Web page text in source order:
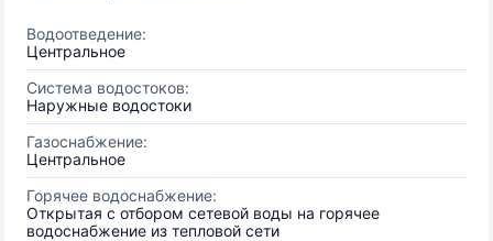
Водоотведение:
Центральное
Система водостоков:
Наружные водостоки
Газоснабжение:
Центральное
Горячее водоснабжение:
Открытая с отбором сетевой воды на горячее
водоснабжение из тепловой сети